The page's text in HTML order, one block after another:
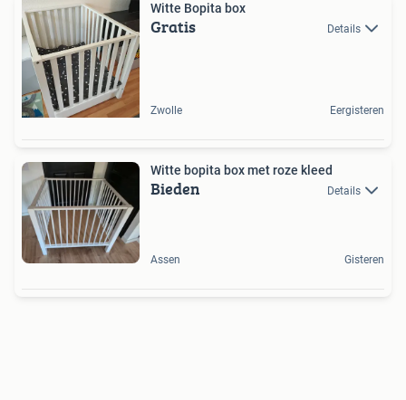
Witte Bopita box
Gratis Details
Zwolle Eergisteren
Witte bopita box met roze kleed
Bieden Details
Assen Gisteren